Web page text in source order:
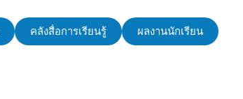
คลังสื่อการเรียนรู้ ผลงานนักเรียน